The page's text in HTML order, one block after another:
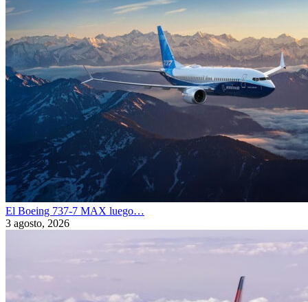
El Boeing 737-7 MAX luego…
3 agosto, 2026